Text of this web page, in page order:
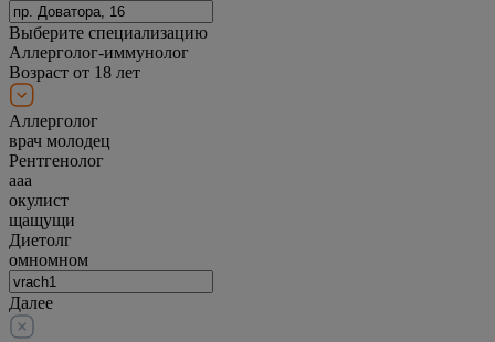
Выберите специализацию
Аллерголог-иммунолог
Возраст от 18 лет
Аллерголог
врач молодец
Рентгенолог
ааа
окулист
щащущи
Диетолг
омномном
Далее